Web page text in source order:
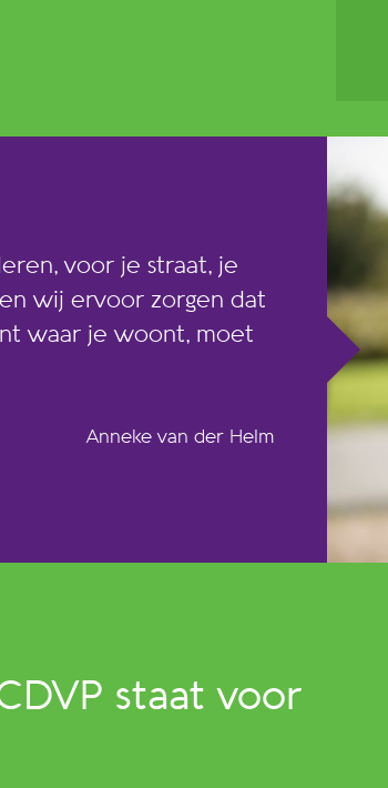
voor je straat, je
wij ervoor zorgen dat
waar je woont, moet
Anneke van der Helm
staat voor